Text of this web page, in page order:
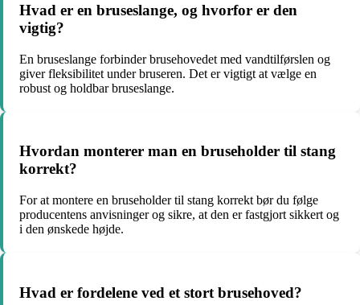
Hvad er en bruseslange, og hvorfor er den
vigtig?
En bruseslange forbinder brusehovedet med vandtilførslen og
giver fleksibilitet under bruseren. Det er vigtigt at vælge en
robust og holdbar bruseslange.
Hvordan monterer man en bruseholder til stang
korrekt?
For at montere en bruseholder til stang korrekt bør du følge
producentens anvisninger og sikre, at den er fastgjort sikkert og
i den ønskede højde.
Hvad er fordelene ved et stort brusehoved?